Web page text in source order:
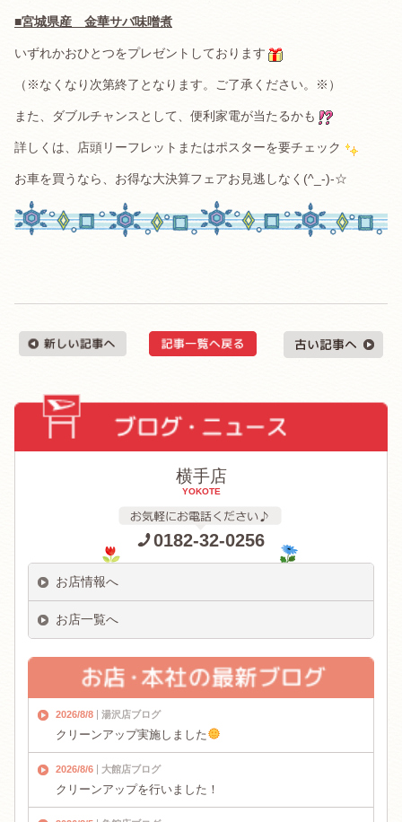
■宮城県産 金華サバ味噌煮
いずれかおひとつをプレゼントしております
（※なくなり次第終了となります。ご了承ください。※）
また、ダブルチャンスとして、便利家電が当たるかも
詳しくは、店頭リーフレットまたはポスターを要チェック
お車を買うなら、お得な大決算フェアお見逃しなく(^_-)-☆
横手店
YOKOTE
0182-32-0256
お店情報へ
お店一覧へ
2026/8/8 湯沢店ブログ
クリーンアップ実施しました
2026/8/6 大館店ブログ
クリーンアップを行いました！